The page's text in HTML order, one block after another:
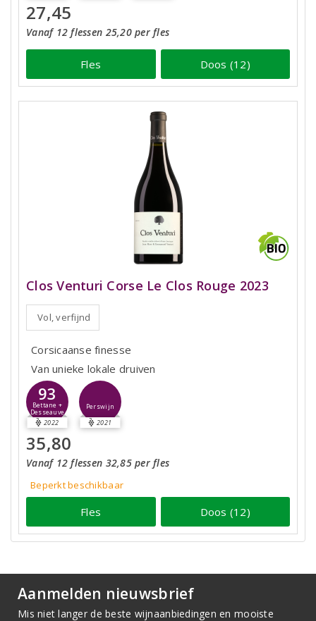
27,45
Vanaf 12 flessen 25,20 per fles
Fles Doos (12)
Clos Venturi Corse Le Clos Rouge 2023
Vol, verfijnd
Corsicaanse finesse
Van unieke lokale druiven
93
Bettane +
Desseauve
2022
Perswijn
2021
35,80
Vanaf 12 flessen 32,85 per fles
Beperkt beschikbaar
Fles Doos (12)
Aanmelden nieuwsbrief
Mis niet langer de beste wijnaanbiedingen en mooiste